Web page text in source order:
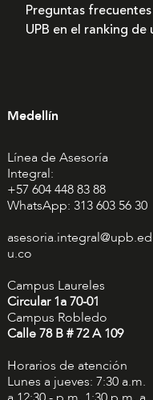
Preguntas frecuentes
UPB en el ranking de
Medellín
Línea de Asesoría
Integral:
+57 604 448 83 88
WhatsApp: 313 603 56 30
asesoria.integral@upb.ed
u.co
Campus Laureles
Circular 1a 70-01
Campus Robledo
Calle 78 B # 72 A 109
Horarios de atención
Lunes a jueves: 7:30 a.m.